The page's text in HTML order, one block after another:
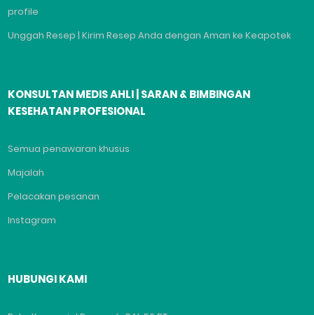
profile
Unggah Resep | Kirim Resep Anda dengan Aman ke Keapotek
KONSULTAN MEDIS AHLI | SARAN & BIMBINGAN
KESEHATAN PROFESIONAL
Semua penawaran khusus
Majalah
Pelacakan pesanan
Instagram
HUBUNGI KAMI